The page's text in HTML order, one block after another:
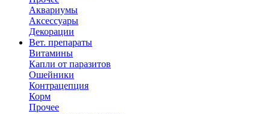
Аквариумы
Аксессуары
Декорации
Вет. препараты
Витамины
Капли от паразитов
Ошейники
Контрацепция
Корм
Прочее